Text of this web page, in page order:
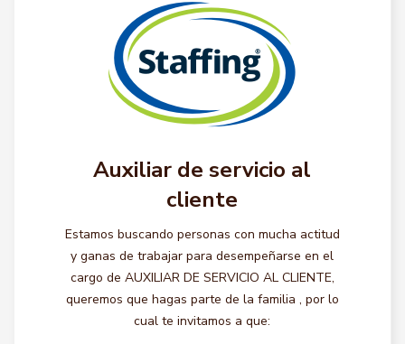
Auxiliar de servicio al
cliente
Estamos buscando personas con mucha actitud
y ganas de trabajar para desempeñarse en el
cargo de AUXILIAR DE SERVICIO AL CLIENTE,
queremos que hagas parte de la familia , por lo
cual te invitamos a que: